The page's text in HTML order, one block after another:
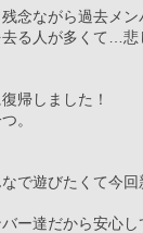
念ながら過去メン
る人が多くて…悲
帰しました！
。
で遊びたくて今
ー達だから安心